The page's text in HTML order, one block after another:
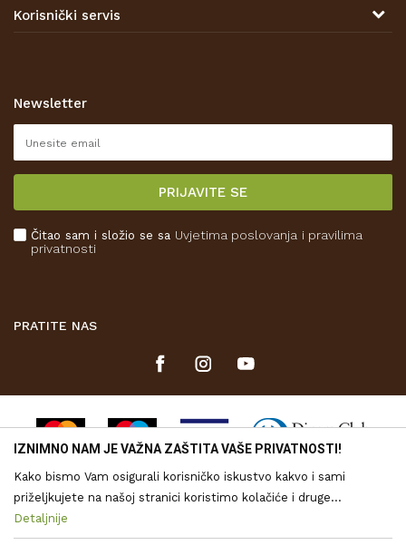
Prodajna mjesta
Korisnički servis
Korištenje kolačića
Reklamacije
Isporuka
Kako kupiti
Newsletter
PRIJAVITE SE
Čitao sam i složio se sa Uvjetima poslovanja i pravilima
privatnosti
PRATITE NAS
Nastojimo biti što precizniji u opisu proizvoda, vjernom prikazu
slika te samih cijena, ali ne možemo u potpunosti jamčiti točnost
IZNIMNO NAM JE VAŽNA ZAŠTITA VAŠE PRIVATNOSTI!
Kako bismo Vam osigurali korisničko iskustvo kakvo i sami
priželjkujete na našoj stranici koristimo kolačiće i druge
tehnologije putem kojih se obrađuju Vaši osobni podaci. Voditelj
obrade vaših podataka je Drvona d.o.o. Obrada Vaših osobnih
Detaljnije